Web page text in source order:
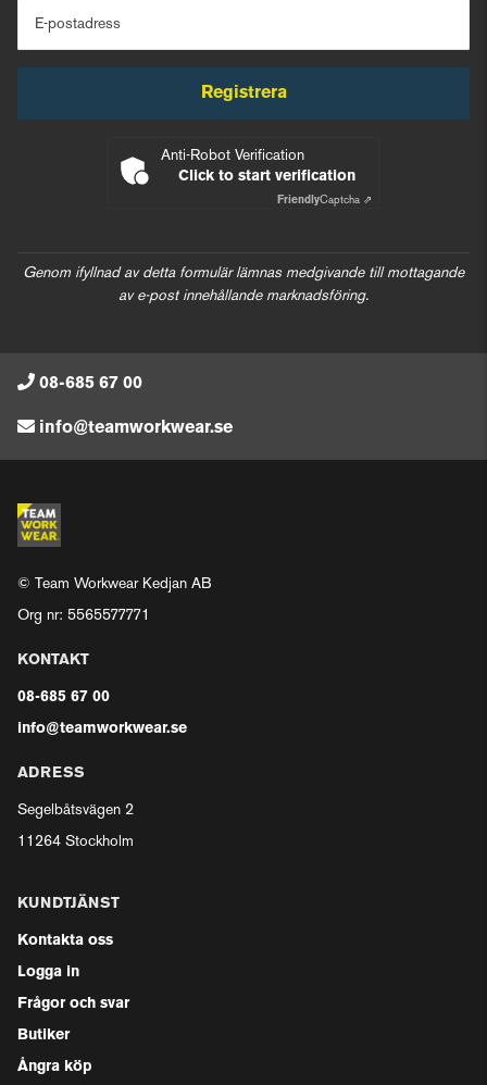
E-postadress
Registrera
Anti-Robot Verification
Click to start verification
FriendlyCaptcha ⇗
Genom ifyllnad av detta formulär lämnas medgivande till mottagande
av e-post innehållande marknadsföring.
08-685 67 00
info@teamworkwear.se
© Team Workwear Kedjan AB
Org nr: 5565577771
KONTAKT
08-685 67 00
info@teamworkwear.se
ADRESS
Segelbåtsvägen 2
11264 Stockholm
KUNDTJÄNST
Kontakta oss
Logga in
Frågor och svar
Butiker
Ångra köp